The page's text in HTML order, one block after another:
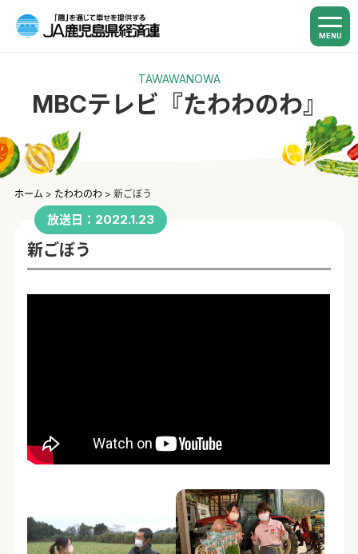
MENU
TAWAWANOWA
MBCテレビ『たわわのわ』
ホーム > たわわのわ > 新ごぼう
放送日：2022.1.23
新ごぼう